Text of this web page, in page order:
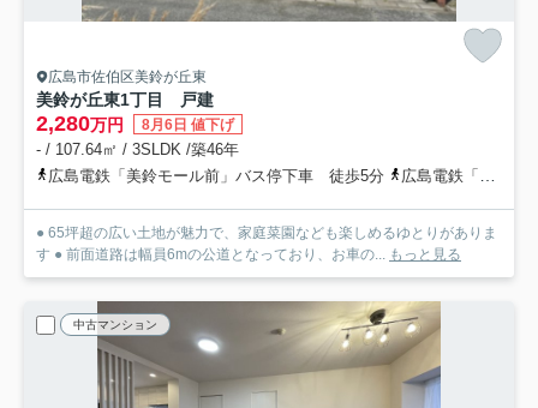
広島市佐伯区美鈴が丘東
美鈴が丘東1丁目 戸建
2,280万円 8月6日 値下げ
- / 107.64㎡ / 3SLDK /築46年
広島電鉄「美鈴モール前」バス停下車 徒歩5分
広島電鉄「美鈴東三丁目」バス停下車 徒歩7分
● 65坪超の広い土地が魅力で、家庭菜園なども楽しめるゆとりがありま
す ● 前面道路は幅員6mの公道となっており、お車の... もっと見る
中古マンション